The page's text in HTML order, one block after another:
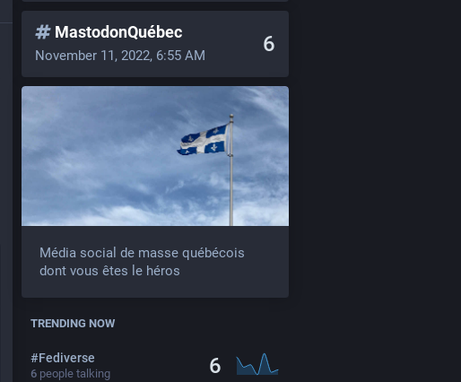
MastodonQuébec
November 11, 2022, 6:55 AM 6
Média social de masse québécois
dont vous êtes le héros
TRENDING NOW
#Fediverse
6 people talking 6